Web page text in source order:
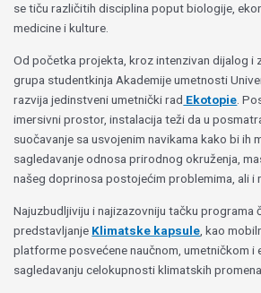
se tiču različitih disciplina poput biologije,
medicine i kulture.
Od početka projekta, kroz intenzivan dijalog i
grupa studentkinja Akademije umetnosti
razvija jedinstveni umetnički rad Ekotopie .
imersivni prostor, instalacija teži da u
suočavanje sa usvojenim navikama kako bi ih
sagledavanje odnosa prirodnog okruženja,
našeg doprinosa postojećim problemima, ali i
Najuzbudljiviju i najizazovniju tačku programa
predstavljanje Klimatske kapsule , kao
platforme posvećene naučnom, umetničkom i
sagledavanju celokupnosti klimatskih promena.